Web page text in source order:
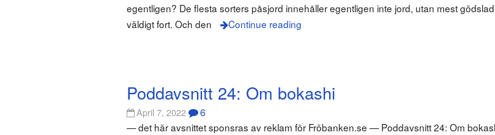
egentligen? De flesta sorters påsjord innehåller egentligen inte jord, utan mest
väldigt fort. Och den
Continue reading
Poddavsnitt 24: Om bokashi
April 7, 2022 6
— det här avsnittet sponsras av reklam för Fröbanken.se — Poddavsnitt 24: Om